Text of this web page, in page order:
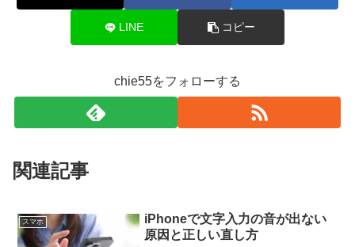
LINE コピー
chie55をフォローする
関連記事
スマホ
iPhoneで文字入力の音が出ない
原因と正しい直し方